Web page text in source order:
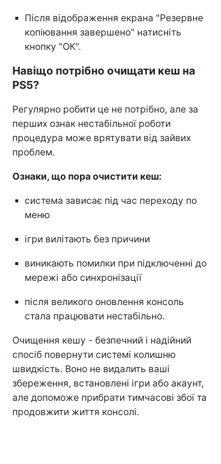
Після відображення екрана "Резервне
копіювання завершено" натисніть
кнопку "ОК".
Навіщо потрібно очищати кеш на
PS5?
Регулярно робити це не потрібно, але за
перших ознак нестабільної роботи
процедура може врятувати від зайвих
проблем.
Ознаки, що пора очистити кеш:
система зависає під час переходу по
меню
ігри вилітають без причини
виникають помилки при підключенні до
мережі або синхронізації
після великого оновлення консоль
стала працювати нестабільно.
Очищення кешу - безпечний і надійний
спосіб повернути системі колишню
швидкість. Воно не видалить ваші
збереження, встановлені ігри або акаунт,
але допоможе прибрати тимчасові збої та
продовжити життя консолі.